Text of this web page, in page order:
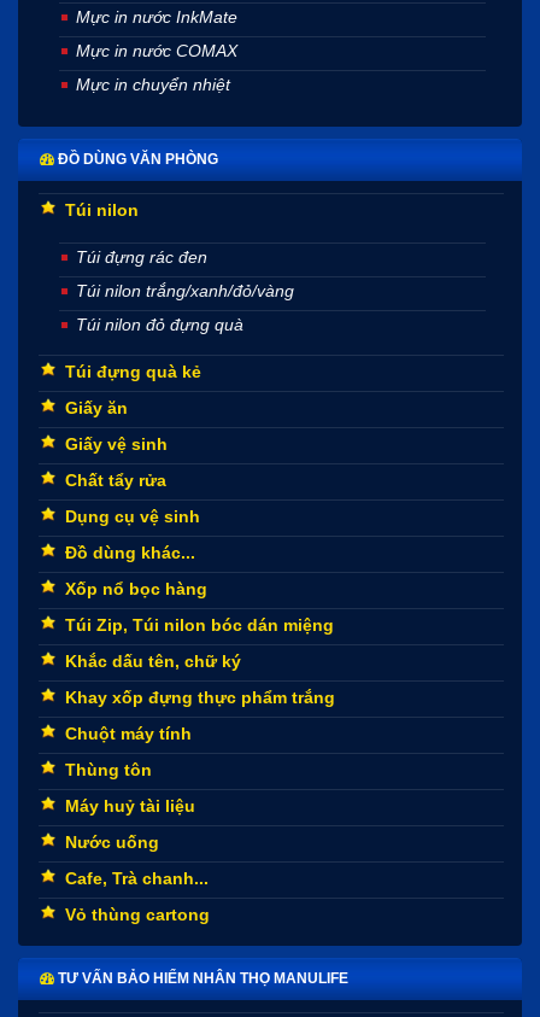
Mực in nước InkMate
Mực in nước COMAX
Mực in chuyển nhiệt
ĐỒ DÙNG VĂN PHÒNG
Túi nilon
Túi đựng rác đen
Túi nilon trắng/xanh/đỏ/vàng
Túi nilon đỏ đựng quà
Túi đựng quà kẻ
Giấy ăn
Giấy vệ sinh
Chất tẩy rửa
Dụng cụ vệ sinh
Đồ dùng khác...
Xốp nổ bọc hàng
Túi Zip, Túi nilon bóc dán miệng
Khắc dấu tên, chữ ký
Khay xốp đựng thực phẩm trắng
Chuột máy tính
Thùng tôn
Máy huỷ tài liệu
Nước uống
Cafe, Trà chanh...
Vỏ thùng cartong
TƯ VẤN BẢO HIỂM NHÂN THỌ MANULIFE